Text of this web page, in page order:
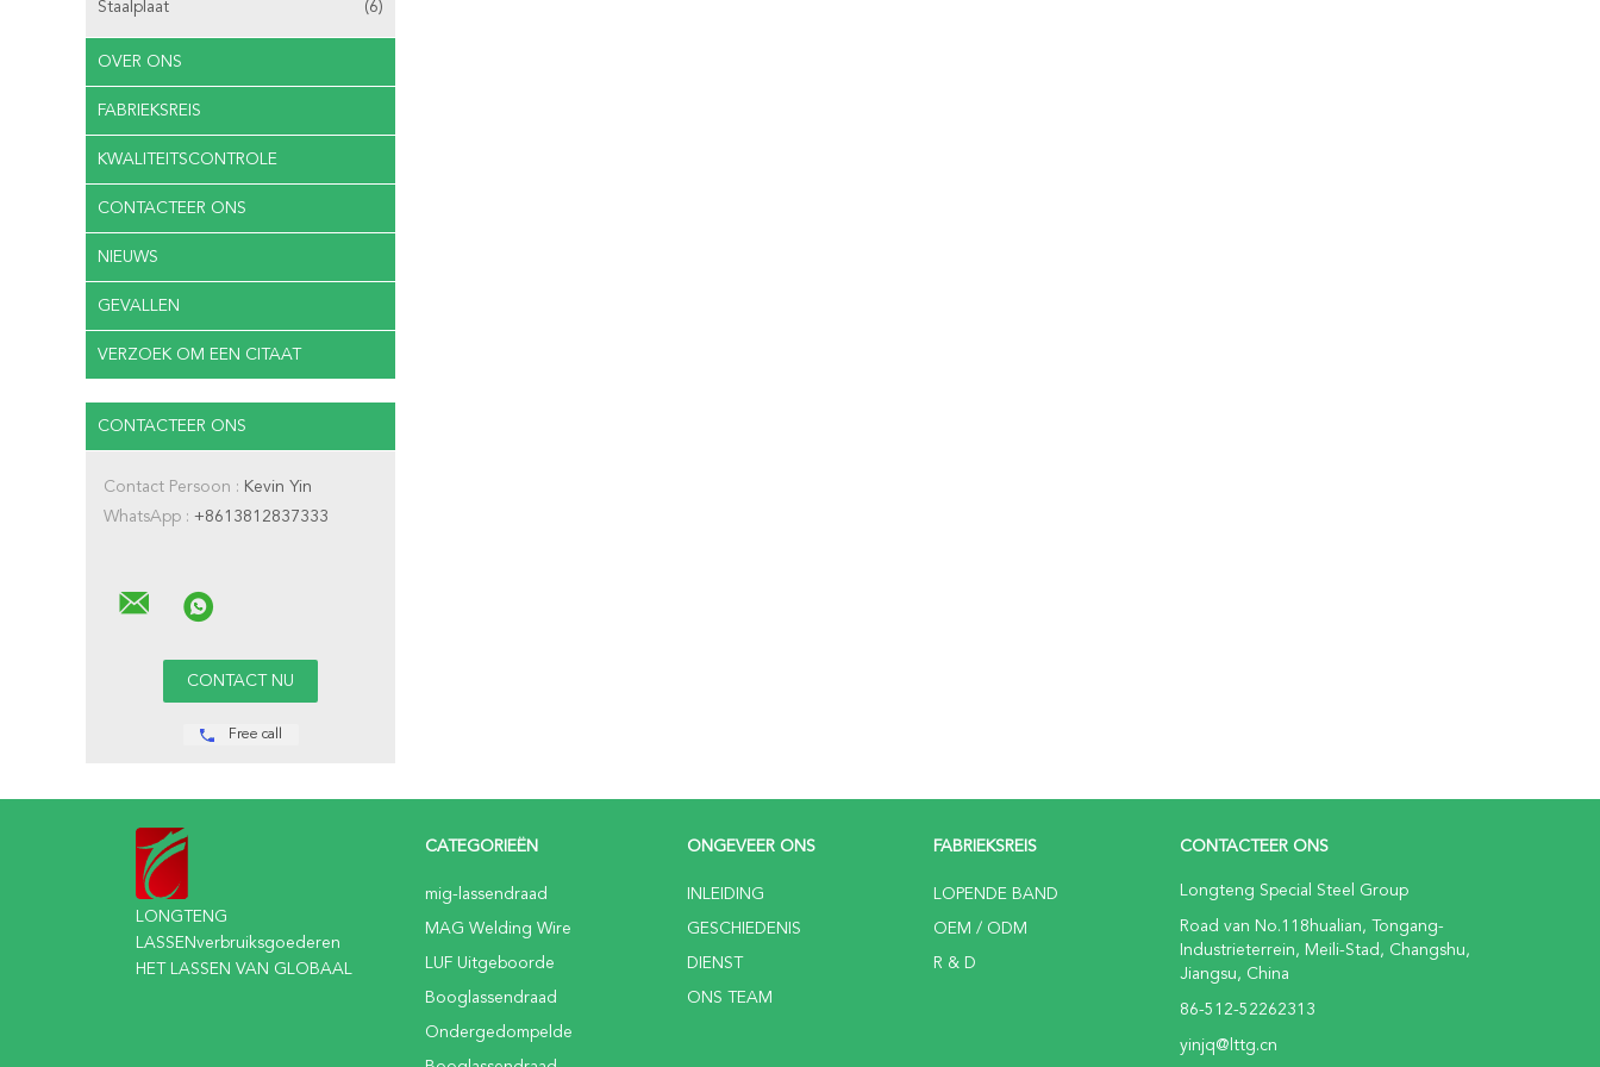
Staalplaat (6)
OVER ONS
FABRIEKSREIS
KWALITEITSCONTROLE
CONTACTEER ONS
NIEUWS
GEVALLEN
VERZOEK OM EEN CITAAT
CONTACTEER ONS
Contact Persoon : Kevin Yin
WhatsApp : +8613812837333
Free call
LONGTENG
LASSENverbruiksgoederen
HET LASSEN VAN GLOBAAL
CATEGORIEËN
mig-lassendraad
MAG Welding Wire
LUF Uitgeboorde
Booglassendraad
Ondergedompelde
ONGEVEER ONS
INLEIDING
GESCHIEDENIS
DIENST
ONS TEAM
FABRIEKSREIS
LOPENDE BAND
OEM / ODM
R & D
CONTACTEER ONS
Longteng Special Steel Group
Road van No.118hualian, Tongang-
Industrieterrein, Meili-Stad, Changshu,
Jiangsu, China
86-512-52262313
yinjq@lttg.cn